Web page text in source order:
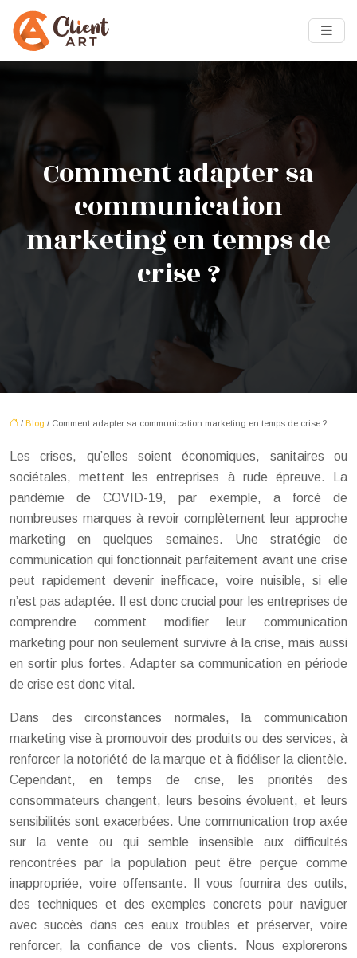
Comment adapter sa
communication
marketing en temps de
crise ?
/ Blog / Comment adapter sa communication marketing en temps de crise ?
Les crises, qu’elles soient économiques, sanitaires ou
sociétales, mettent les entreprises à rude épreuve. La
pandémie de COVID-19, par exemple, a forcé de
nombreuses marques à revoir complètement leur approche
marketing en quelques semaines. Une stratégie de
communication qui fonctionnait parfaitement avant une crise
peut rapidement devenir inefficace, voire nuisible, si elle
n’est pas adaptée. Il est donc crucial pour les entreprises de
comprendre comment modifier leur communication
marketing pour non seulement survivre à la crise, mais aussi
en sortir plus fortes. Adapter sa communication en période
de crise est donc vital.
Dans des circonstances normales, la communication
marketing vise à promouvoir des produits ou des services, à
renforcer la notoriété de la marque et à fidéliser la clientèle.
Cependant, en temps de crise, les priorités des
consommateurs changent, leurs besoins évoluent, et leurs
sensibilités sont exacerbées. Une communication trop axée
sur la vente ou qui semble insensible aux difficultés
rencontrées par la population peut être perçue comme
inappropriée, voire offensante. Il vous fournira des outils,
des techniques et des exemples concrets pour naviguer
avec succès dans ces eaux troubles et préserver, voire
renforcer, la confiance de vos clients. Nous explorerons